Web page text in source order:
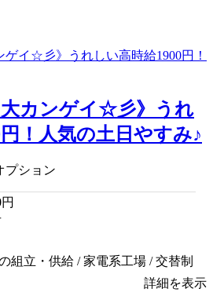
大カンゲイ☆彡》うれ
！人気の土日やすみ♪
プション
円
組立・供給 / 家電系工場 / 交替制
詳細を表示